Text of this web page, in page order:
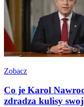
Zobacz
Co je Karol
zdradza kulisy